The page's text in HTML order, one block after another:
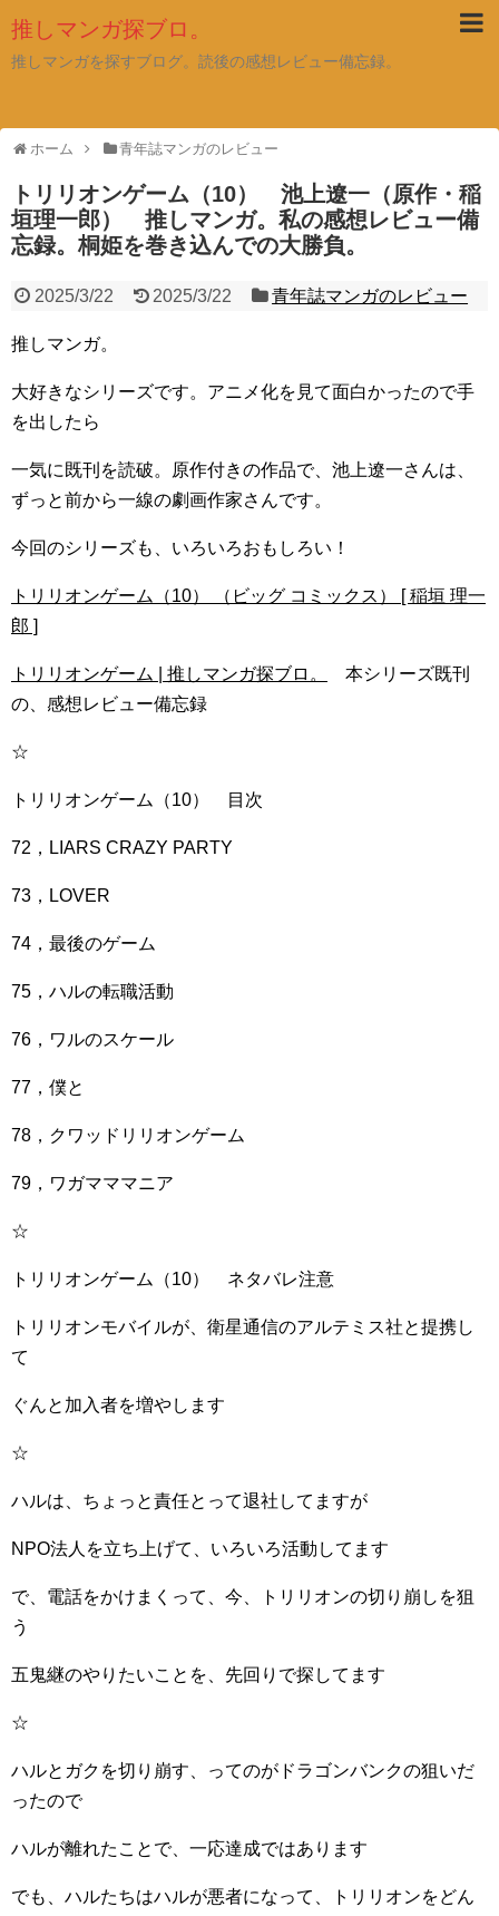
推しマンガ探ブロ。
推しマンガを探すブログ。読後の感想レビュー備忘録。
ホーム 青年誌マンガのレビュー
トリリオンゲーム（10） 池上遼一（原作・稲
垣理一郎） 推しマンガ。私の感想レビュー備
忘録。桐姫を巻き込んでの大勝負。
2025/3/22 2025/3/22 青年誌マンガのレビュー
推しマンガ。
大好きなシリーズです。アニメ化を見て面白かったので手
を出したら
一気に既刊を読破。原作付きの作品で、池上遼一さんは、
ずっと前から一線の劇画作家さんです。
今回のシリーズも、いろいろおもしろい！
トリリオンゲーム（10） （ビッグ コミックス） [ 稲垣 理一
郎 ]
トリリオンゲーム | 推しマンガ探ブロ。
本シリーズ既刊
の、感想レビュー備忘録
☆
トリリオンゲーム（10） 目次
72，LIARS CRAZY PARTY
73，LOVER
74，最後のゲーム
75，ハルの転職活動
76，ワルのスケール
77，僕と
78，クワッドリリオンゲーム
79，ワガマママニア
☆
トリリオンゲーム（10） ネタバレ注意
トリリオンモバイルが、衛星通信のアルテミス社と提携し
て
ぐんと加入者を増やします
☆
ハルは、ちょっと責任とって退社してますが
NPO法人を立ち上げて、いろいろ活動してます
で、電話をかけまくって、今、トリリオンの切り崩しを狙
う
五鬼継のやりたいことを、先回りで探してます
☆
ハルとガクを切り崩す、ってのがドラゴンバンクの狙いだ
ったので
ハルが離れたことで、一応達成ではあります
でも、ハルたちはハルが悪者になって、トリリオンをどん